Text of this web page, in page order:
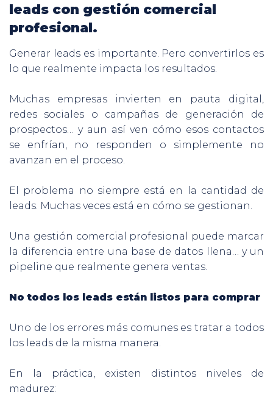
leads con gestión comercial
profesional.
Generar leads es importante. Pero convertirlos es
lo que realmente impacta los resultados.
Muchas empresas invierten en pauta digital,
redes sociales o campañas de generación de
prospectos… y aun así ven cómo esos contactos
se enfrían, no responden o simplemente no
avanzan en el proceso.
El problema no siempre está en la cantidad de
leads. Muchas veces está en cómo se gestionan.
Una gestión comercial profesional puede marcar
la diferencia entre una base de datos llena… y un
pipeline que realmente genera ventas.
No todos los leads están listos para comprar
Uno de los errores más comunes es tratar a todos
los leads de la misma manera.
En la práctica, existen distintos niveles de
madurez: